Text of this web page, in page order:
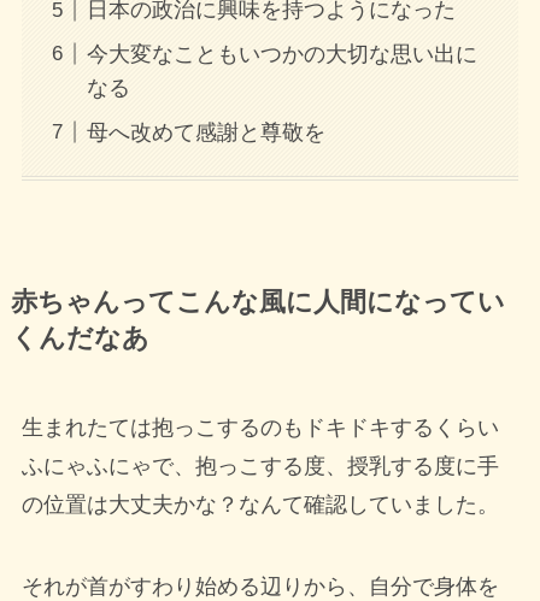
日本の政治に興味を持つようになった
今大変なこともいつかの大切な思い出に
なる
母へ改めて感謝と尊敬を
赤ちゃんってこんな風に人間になってい
くんだなあ
生まれたては抱っこするのもドキドキするくらい
ふにゃふにゃで、抱っこする度、授乳する度に手
の位置は大丈夫かな？なんて確認していました。
それが首がすわり始める辺りから、自分で身体を